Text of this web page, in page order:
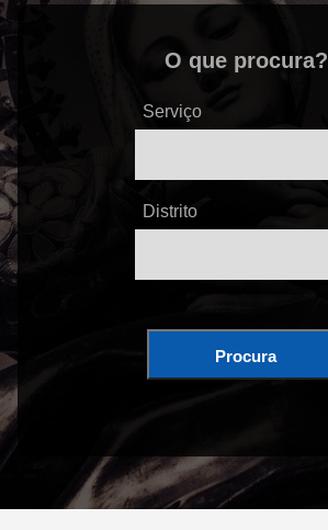
O que procura?
Serviço
Distrito
Procura